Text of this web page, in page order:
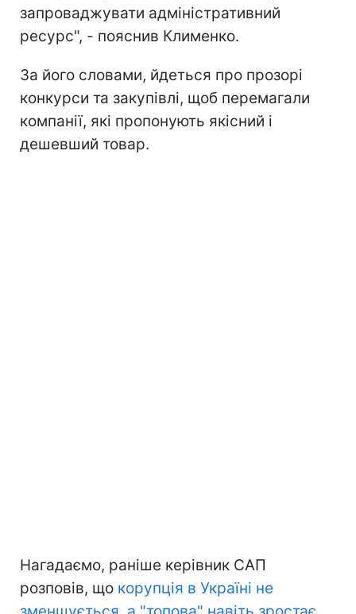
запроваджувати адміністративний
ресурс", - пояснив Клименко.
За його словами, йдеться про прозорі
конкурси та закупівлі, щоб перемагали
компанії, які пропонують якісний і
дешевший товар.
Нагадаємо, раніше керівник САП
розповів, що корупція в Україні не